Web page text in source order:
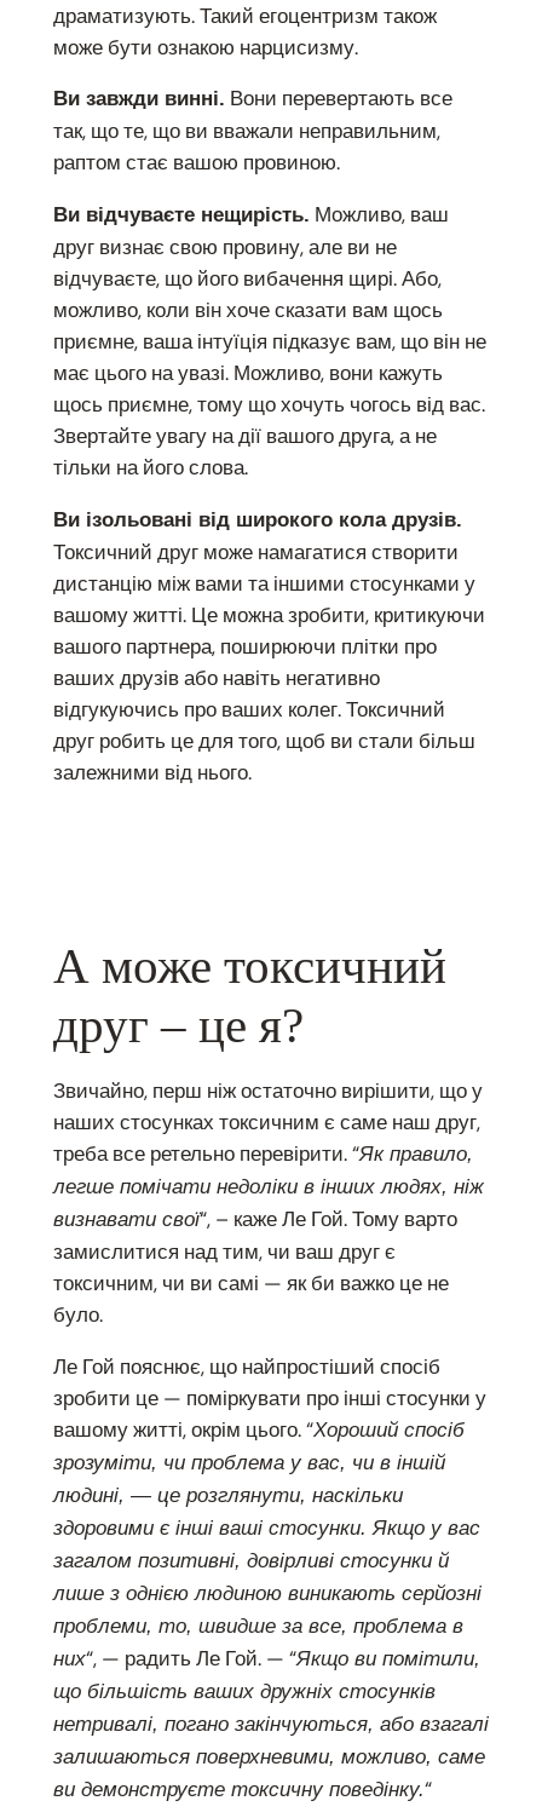
драматизують. Такий егоцентризм також
може бути ознакою нарцисизму.
Ви завжди винні. Вони перевертають все
так, що те, що ви вважали неправильним,
раптом стає вашою провиною.
Ви відчуваєте нещирість. Можливо, ваш
друг визнає свою провину, але ви не
відчуваєте, що його вибачення щирі. Або,
можливо, коли він хоче сказати вам щось
приємне, ваша інтуїція підказує вам, що він не
має цього на увазі. Можливо, вони кажуть
щось приємне, тому що хочуть чогось від вас.
Звертайте увагу на дії вашого друга, а не
тільки на його слова.
Ви ізольовані від широкого кола друзів.
Токсичний друг може намагатися створити
дистанцію між вами та іншими стосунками у
вашому житті. Це можна зробити, критикуючи
вашого партнера, поширюючи плітки про
ваших друзів або навіть негативно
відгукуючись про ваших колег. Токсичний
друг робить це для того, щоб ви стали більш
залежними від нього.
А може токсичний
друг – це я?
Звичайно, перш ніж остаточно вирішити, що у
наших стосунках токсичним є саме наш друг,
треба все ретельно перевірити. “Як правило,
легше помічати недоліки в інших людях, ніж
визнавати свої“, – каже Ле Гой. Тому варто
замислитися над тим, чи ваш друг є
токсичним, чи ви самі — як би важко це не
було.
Ле Гой пояснює, що найпростіший спосіб
зробити це — поміркувати про інші стосунки у
вашому житті, окрім цього. “Хороший спосіб
зрозуміти, чи проблема у вас, чи в іншій
людині, — це розглянути, наскільки
здоровими є інші ваші стосунки. Якщо у вас
загалом позитивні, довірливі стосунки й
лише з однією людиною виникають серйозні
проблеми, то, швидше за все, проблема в
них“, — радить Ле Гой. — “Якщо ви помітили,
що більшість ваших дружніх стосунків
нетривалі, погано закінчуються, або взагалі
залишаються поверхневими, можливо, саме
ви демонструєте токсичну поведінку.“